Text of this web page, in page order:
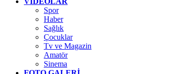
Spor
Haber
Sağlık
Çocuklar
Tv ve Magazin
Amatör
Sinema